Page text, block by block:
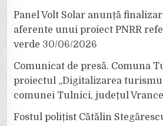
Panel Volt Solar anunță
aferente unui proiect PNRR
verde 30/06/2026
Comunicat de presă. Comuna
proiectul „Digitalizarea
comunei Tulnici, județul
Fostul polițist Cătălin